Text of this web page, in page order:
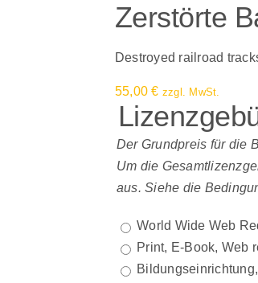
Zerstörte
Destroyed railroad
55,00€ zzgl. MwSt.
Der Grundpreis für die
Um die
aus. Siehe die
World Wide Web
Print, E-Book, Web